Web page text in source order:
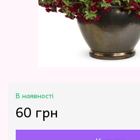
В наявності
60 грн